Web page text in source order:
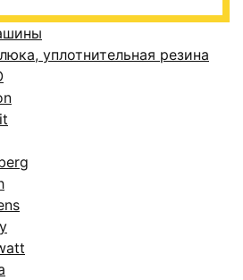
уплотнительная резина